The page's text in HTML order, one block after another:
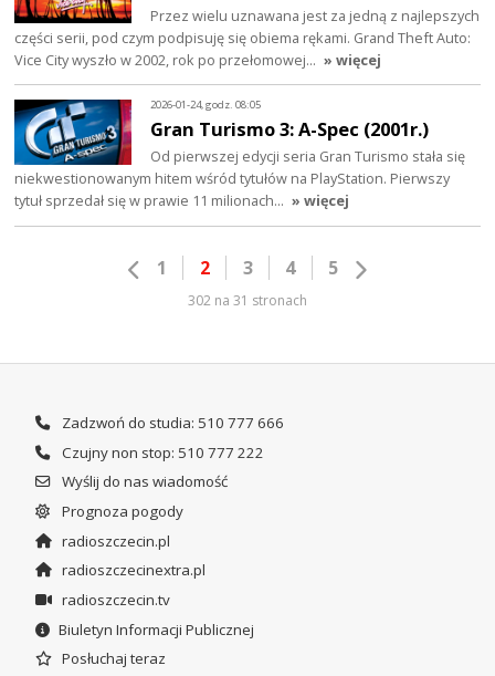
Przez wielu uznawana jest za jedną z najlepszych
części serii, pod czym podpisuję się obiema rękami. Grand Theft Auto:
Vice City wyszło w 2002, rok po przełomowej… » więcej
2026-01-24, godz. 08:05
Gran Turismo 3: A-Spec (2001r.)
Od pierwszej edycji seria Gran Turismo stała się
niekwestionowanym hitem wśród tytułów na PlayStation. Pierwszy
tytuł sprzedał się w prawie 11 milionach… » więcej
1 2 3 4 5
302 na 31 stronach
Zadzwoń do studia: 510 777 666
Czujny non stop: 510 777 222
Wyślij do nas wiadomość
Prognoza pogody
radioszczecin.pl
radioszczecinextra.pl
radioszczecin.tv
Biuletyn Informacji Publicznej
Posłuchaj teraz